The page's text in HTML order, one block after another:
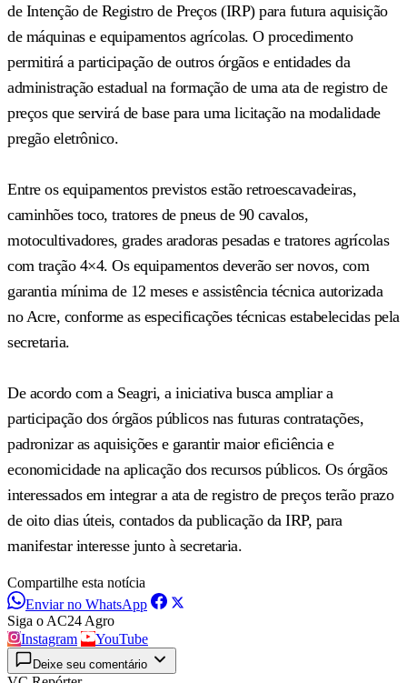
de Intenção de Registro de Preços (IRP) para futura aquisição
de máquinas e equipamentos agrícolas. O procedimento
permitirá a participação de outros órgãos e entidades da
administração estadual na formação de uma ata de registro de
preços que servirá de base para uma licitação na modalidade
pregão eletrônico.
Entre os equipamentos previstos estão retroescavadeiras,
caminhões toco, tratores de pneus de 90 cavalos,
motocultivadores, grades aradoras pesadas e tratores agrícolas
com tração 4×4. Os equipamentos deverão ser novos, com
garantia mínima de 12 meses e assistência técnica autorizada
no Acre, conforme as especificações técnicas estabelecidas pela
secretaria.
De acordo com a Seagri, a iniciativa busca ampliar a
participação dos órgãos públicos nas futuras contratações,
padronizar as aquisições e garantir maior eficiência e
economicidade na aplicação dos recursos públicos. Os órgãos
interessados em integrar a ata de registro de preços terão prazo
de oito dias úteis, contados da publicação da IRP, para
manifestar interesse junto à secretaria.
Compartilhe esta notícia
Enviar no WhatsApp
Siga o AC24 Agro
Instagram
YouTube
Deixe seu comentário